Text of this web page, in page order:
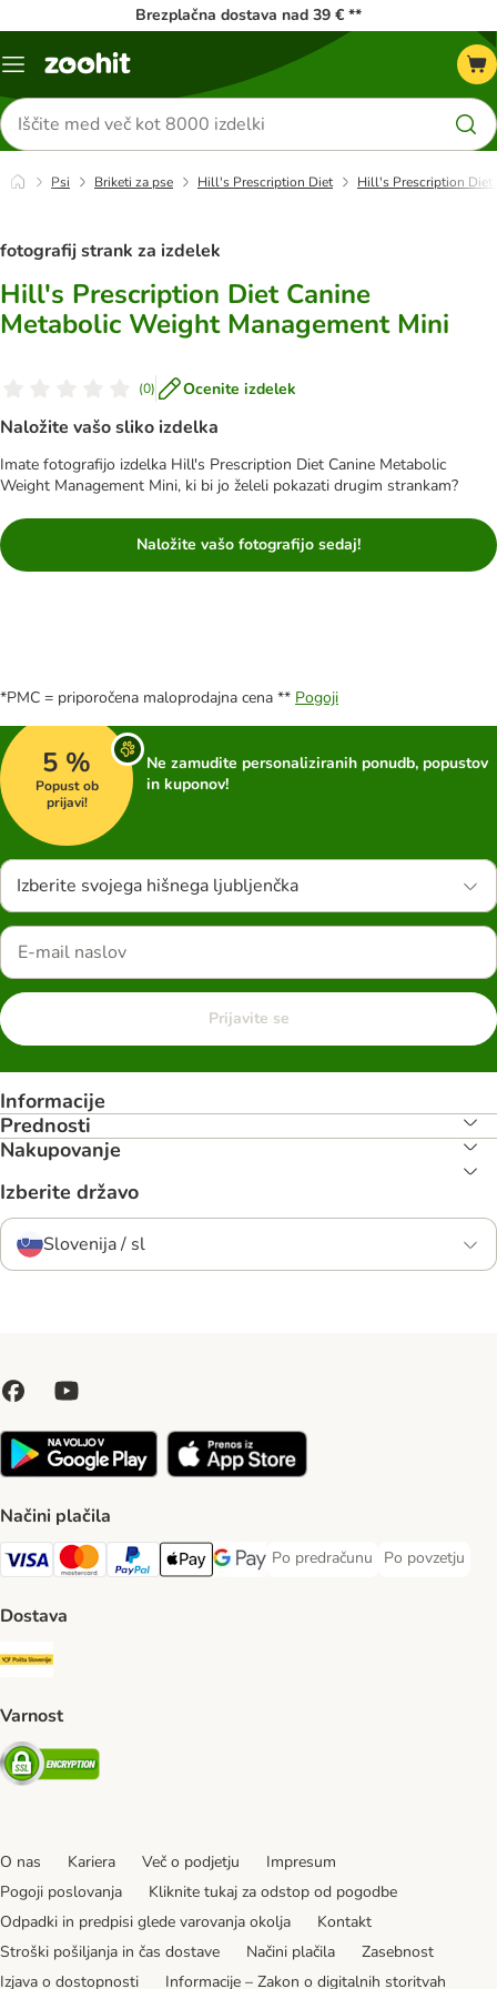
Brezplačna dostava nad 39 € **
Meni
Iskanje
izdelkov
Psi Briketi za pse Hill's Prescription Diet Hill's Prescription Diet
fotografij strank za izdelek
Hill's Prescription Diet Canine
Metabolic Weight Management Mini
(0) Ocenite izdelek
Naložite vašo sliko izdelka
Imate fotografijo izdelka Hill's Prescription Diet Canine Metabolic
Weight Management Mini, ki bi jo želeli pokazati drugim strankam?
Naložite vašo fotografijo sedaj!
*PMC = priporočena maloprodajna cena ** Pogoji
5 %
Popust ob
prijavi!
Ne zamudite personaliziranih ponudb, popustov
in kuponov!
Izberite svojega hišnega ljubljenčka
Prijavite se
Informacije
Prednosti
Nakupovanje
Izberite državo
Slovenija / sl
Načini plačila
Visa Payment Method
MasterCard Payment Method
PayPal Payment Method
Apple Pay Payment Method
Google pay Payment Method
Po predračunu
Po predračunu Payment Method
Po povzetju
Po povzetju
Dostava
Pošta Slovenije Shipping Method
Varnost
Security
O nas Kariera Več o podjetju
Impresum
Pogoji poslovanja
Kliknite tukaj za odstop od pogodbe
Odpadki in predpisi glede varovanja okolja
Kontakt
Stroški pošiljanja in čas dostave
Načini plačila
Zasebnost
Izjava o dostopnosti
Informacije – Zakon o digitalnih storitvah